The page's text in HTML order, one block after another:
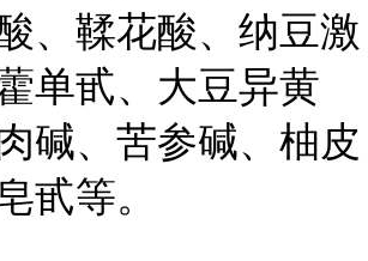
、鞣花酸、纳豆激
单甙、大豆异黄
碱、苦参碱、柚皮
甙等。